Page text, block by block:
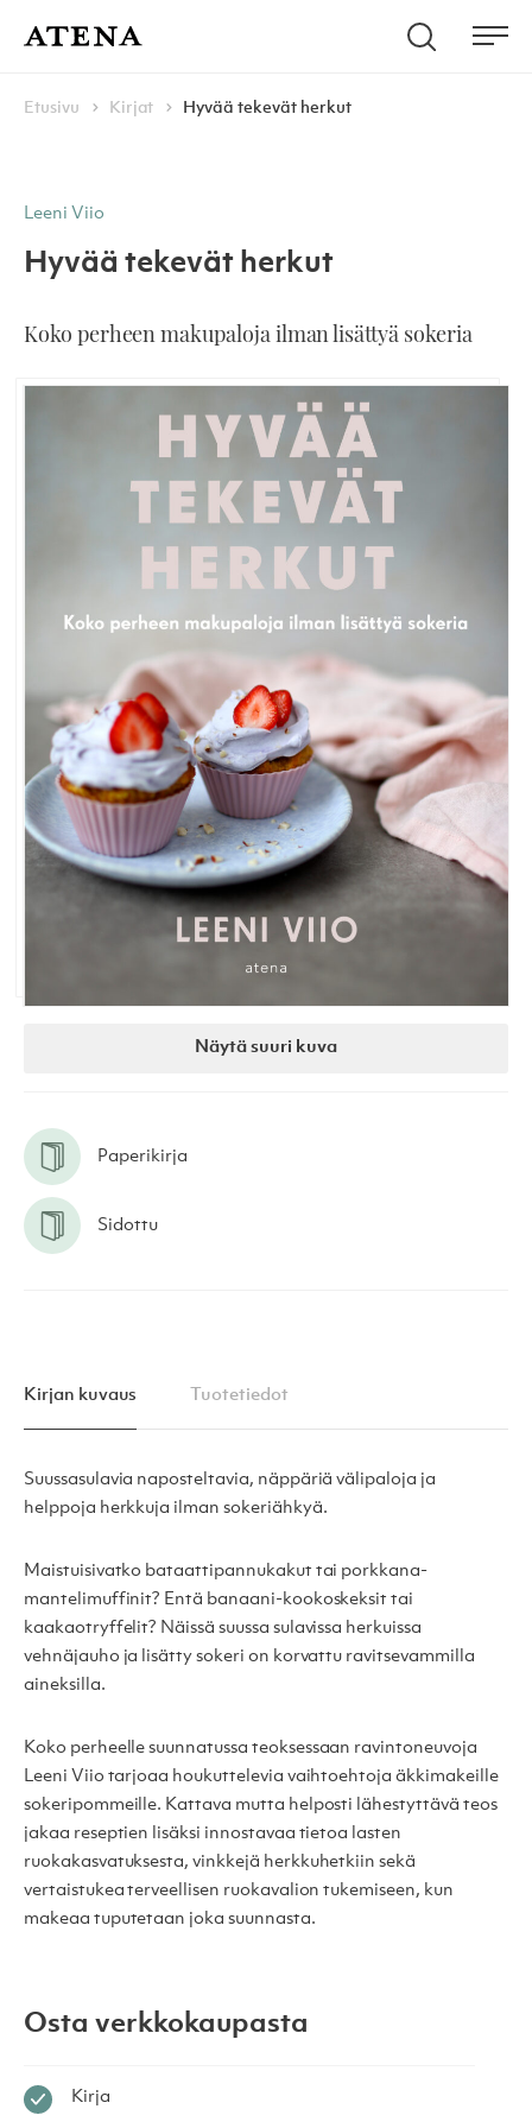
Atena Kustannus Hae
Navigoi
Etusivu
Kirjat Hyvää tekevät herkut
Leeni Viio
Hyvää tekevät herkut
Koko perheen makupaloja ilman lisättyä sokeria
Näytä suuri kuva
Paperikirja
Sidottu
Kirjan kuvaus Tuotetiedot
Suussasulavia naposteltavia, näppäriä välipaloja ja
helppoja herkkuja ilman sokeriähkyä.
Maistuisivatko bataattipannukakut tai porkkana-
mantelimuffinit? Entä banaani-kookoskeksit tai
kaakaotryffelit? Näissä suussa sulavissa herkuissa
vehnäjauho ja lisätty sokeri on korvattu ravitsevammilla
aineksilla.
Koko perheelle suunnatussa teoksessaan ravintoneuvoja
Leeni Viio tarjoaa houkuttelevia vaihtoehtoja äkkimakeille
sokeripommeille. Kattava mutta helposti lähestyttävä teos
jakaa reseptien lisäksi innostavaa tietoa lasten
ruokakasvatuksesta, vinkkejä herkkuhetkiin sekä
vertaistukea terveellisen ruokavalion tukemiseen, kun
makeaa tuputetaan joka suunnasta.
Osta verkkokaupasta
Kirja